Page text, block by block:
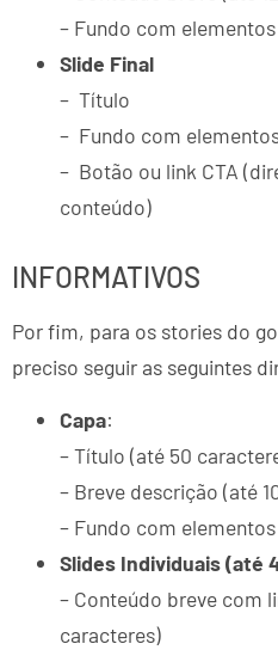
– Fundo com
Slide Final
– Título
– Fundo com
– Botão ou link CTA
conteúdo)
INFORMATIVOS
Por fim, para os stories do
preciso seguir as seguintes
Capa:
– Título (até 50
– Breve descrição (até
– Fundo com
Slides Individuais (até
– Conteúdo breve com
caracteres)